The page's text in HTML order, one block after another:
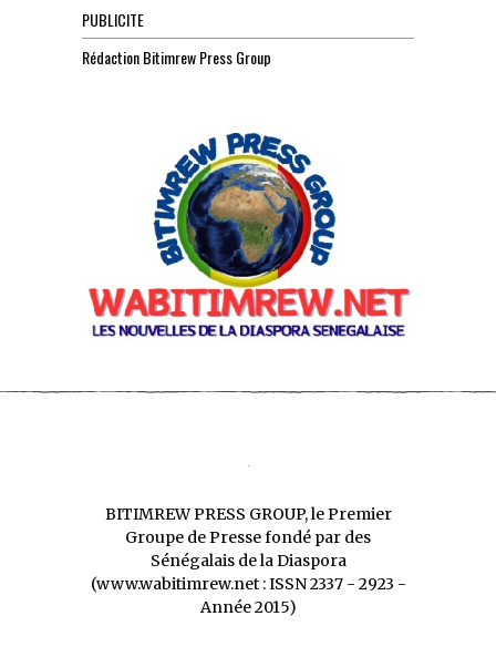
PUBLICITE
Rédaction Bitimrew Press Group
BITIMREW PRESS GROUP, le Premier
Groupe de Presse fondé par des
Sénégalais de la Diaspora
(www.wabitimrew.net : ISSN 2337 - 2923 -
Année 2015)